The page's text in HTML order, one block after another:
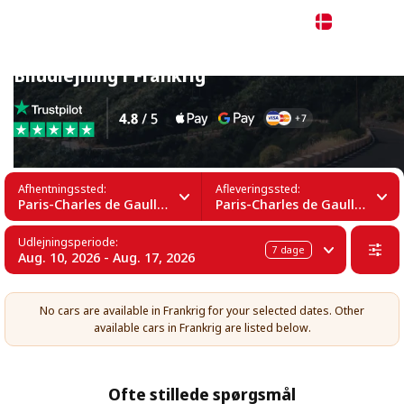
Biludlejning i Frankrig
Afhentningssted:
Paris-Charles de Gaulle Lufthavn (CDG)
Afleveringssted:
Paris-Charles de Gaulle Lufthavn (CDG)
Udlejningsperiode:
Aug. 10, 2026 - Aug. 17, 2026 7 dage
No cars are available in Frankrig for your selected dates. Other
available cars in Frankrig are listed below.
Ofte stillede spørgsmål